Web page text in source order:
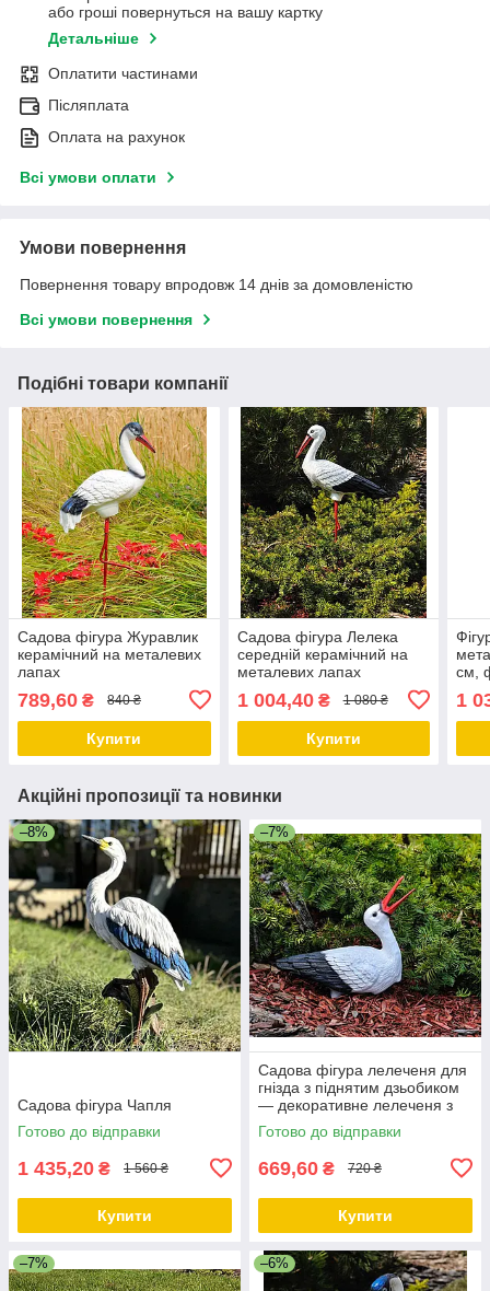
або гроші повернуться на вашу картку
Детальніше
Оплатити частинами
Післяплата
Оплата на рахунок
Всі умови оплати
Умови повернення
Повернення товару впродовж 14 днів за домовленістю
Всі умови повернення
Подібні товари компанії
Садова фігура Журавлик
керамічний на металевих
лапах
789,60 ₴ 840 ₴
Купити
Садова фігура Лелека
середній керамічний на
металевих лапах
1 004,40₴ 1 080 ₴
Купити
см,
1
Акційні пропозиції та новинки
–8%
Cадова фігура Чапля
Готово до відправки
1 435,20 ₴ 1 560 ₴
Купити
–7%
Садова фігура лелеченя для
гнізда з піднятим дзьобиком
— декоративне лелеченя з
полістоуну, 29×11×32 см
Готово до відправки
669,60 ₴ 720 ₴
Купити
–7% –6%